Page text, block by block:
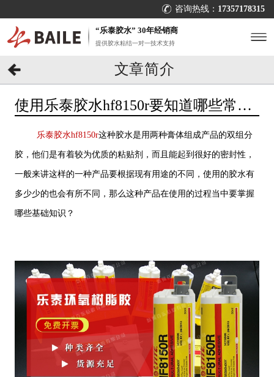
咨询热线： 17357178315
“乐泰胶水” 30年经销商
提供胶水粘结一对一技术支持
文章简介
使用乐泰胶水hf8150r要知道哪些常
乐泰胶水hf8150r这种胶水是用两种膏体组成产品的双组分
胶，他们是有着较为优质的粘贴剂，而且能起到很好的密封性，
一般来讲这样的一种产品要根据现有用途的不同，使用的胶水有
多少少的也会有所不同，那么这种产品在使用的过程当中要掌握
哪些基础知识？